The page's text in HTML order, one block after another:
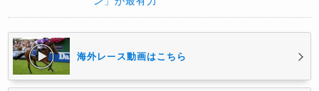
海外レース動画はこちら